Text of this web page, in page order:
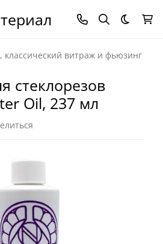
Темная
витраж и фьюзинг
стеклорезов
Oil, 237 мл